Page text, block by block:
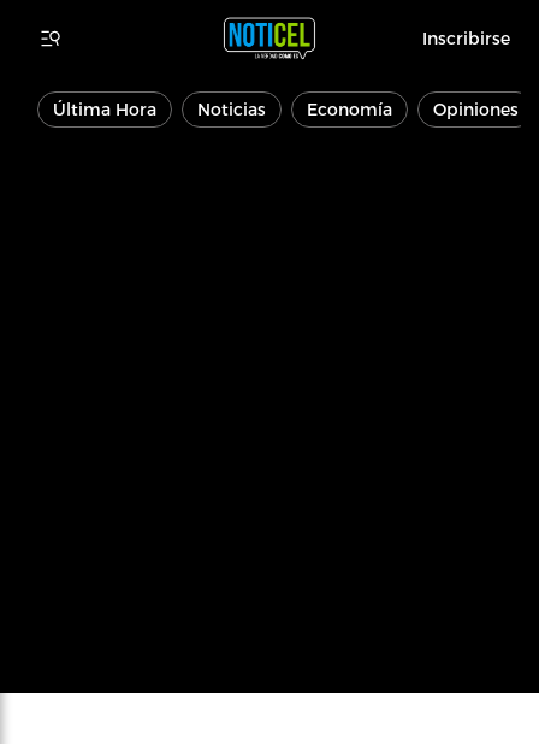
Inscribirse
Última Hora Noticias Economía Opiniones